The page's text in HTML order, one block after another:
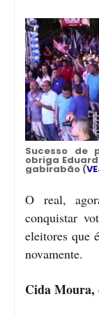
Sucesso de
obriga
gabirabão (
O real,
conquistar
eleitores que
novamente.
Cida Moura,